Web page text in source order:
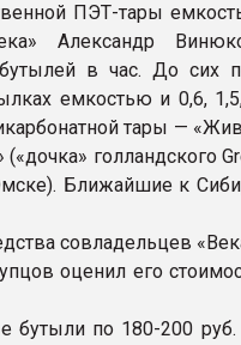
ПЭТ-тары
Александр
в час. До сих
емкостью и 0,6,
тары —
голландского
Ближайшие к
совладельцев
оценил его
бутыли по 180-200 руб.